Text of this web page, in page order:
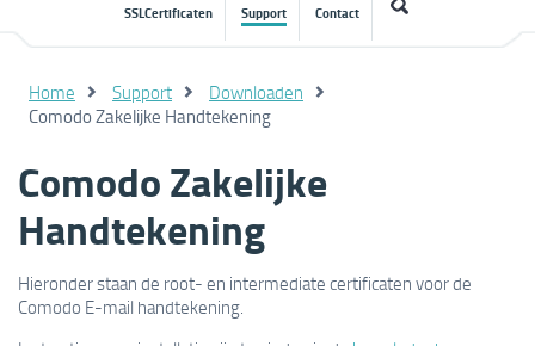
SSLCertificaten Support Contact
Home Support Downloaden
Comodo Zakelijke Handtekening
Comodo Zakelijke
Handtekening
Hieronder staan de root- en intermediate certificaten voor de
Comodo E-mail handtekening.